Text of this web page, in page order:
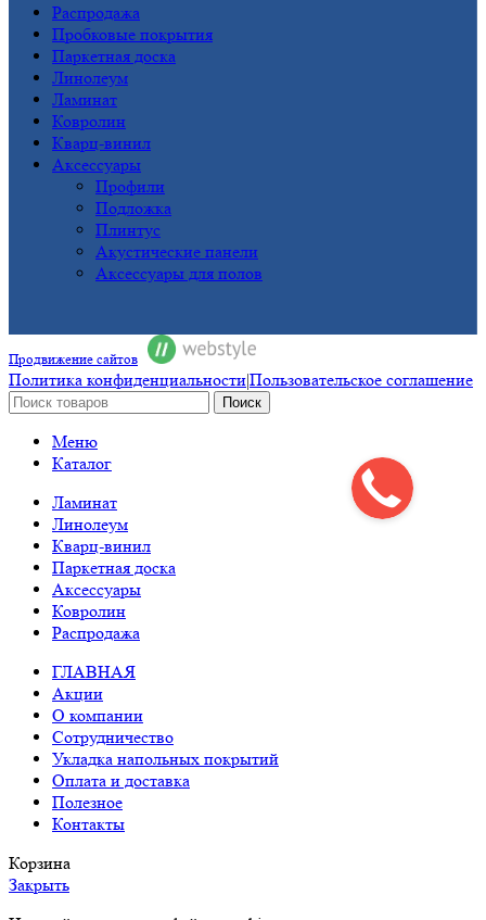
Распродажа
Пробковые покрытия
Паркетная доска
Линолеум
Ламинат
Ковролин
Кварц-винил
Аксессуары
Профили
Подложка
Плинтус
Акустические панели
Аксессуары для полов
Продвижение сайтов
Политика конфиденциальности|Пользовательское соглашение
Поиск
Меню
Каталог
Ламинат
Линолеум
Кварц-винил
Паркетная доска
Аксессуары
Ковролин
Распродажа
ГЛАВНАЯ
Акции
О компании
Сотрудничество
Укладка напольных покрытий
Оплата и доставка
Полезное
Контакты
Корзина
Закрыть